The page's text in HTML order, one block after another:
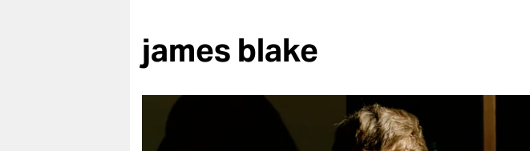
öko
gesellschaft
james blake